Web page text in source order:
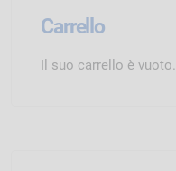
Carrello
Il suo carrello è vuoto.